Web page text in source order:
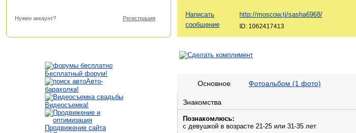
Нужен аккаунт? Регистрация
Бесплатный форум!
Авто-
барахолка!
Видеосъемка!
Продвижение сайта
Написать
сообщение
http://moscow.tj/sasha6968/
ID: 1062417413
Основное Фотоальбом (1 фото)
Знакомства
Познакомлюсь:
с девушкой в возрасте 21-25 или 31-35 лет